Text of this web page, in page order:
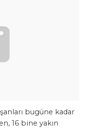
bugüne kadar
16 bine yakın